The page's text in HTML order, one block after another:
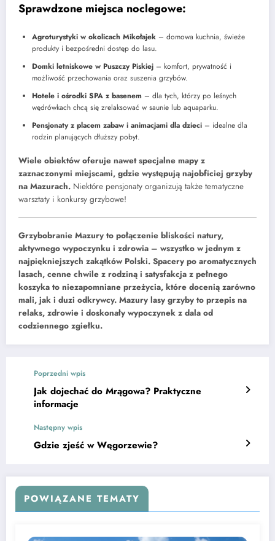
Sprawdzone miejsca noclegowe:
Agroturystyki w okolicach Mikołajek – domowa kuchnia, świeże
produkty i bezpośredni dostęp do lasu.
Domki letniskowe w Puszczy Piskiej – komfort, prywatność i
możliwość przechowania oraz suszenia grzybów.
Hotele i ośrodki SPA z basenem – dla tych, którzy po leśnych
wędrówkach chcą się zrelaksować w saunie lub aquaparku.
Pensjonaty z placem zabaw i animacjami dla dzieci – idealne dla
rodzin planujących dłuższy pobyt.
Wiele obiektów oferuje nawet specjalne mapy z
zaznaczonymi miejscami, gdzie występują najobficiej grzyby
na Mazurach. Niektóre pensjonaty organizują także tematyczne
warsztaty i konkursy grzybowe!
Grzybobranie Mazury to połączenie bliskości natury,
aktywnego wypoczynku i zdrowia – wszystko w jednym z
najpiękniejszych zakątków Polski. Spacery po aromatycznych
lasach, cenne chwile z rodziną i satysfakcja z pełnego
koszyka to niezapomniane przeżycia, które docenią zarówno
mali, jak i duzi odkrywcy. Mazury lasy grzyby to przepis na
relaks, zdrowie i doskonały wypoczynek z dala od
codziennego zgiełku.
Poprzedni wpis
Jak dojechać do Mrągowa? Praktyczne
informacje
Następny wpis
Gdzie zjeść w Węgorzewie?
POWIĄZANE TEMATY